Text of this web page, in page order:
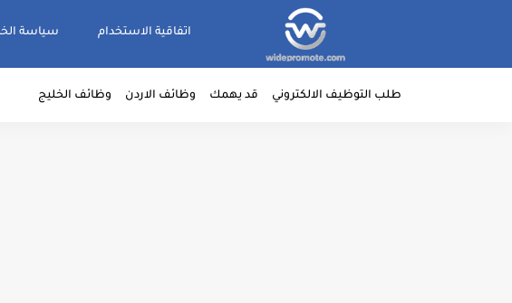
اتفاقية الاستخدام سياسة
طلب التوظيف الالكتروني قد يهمك وظائف الاردن وظائف الخليج